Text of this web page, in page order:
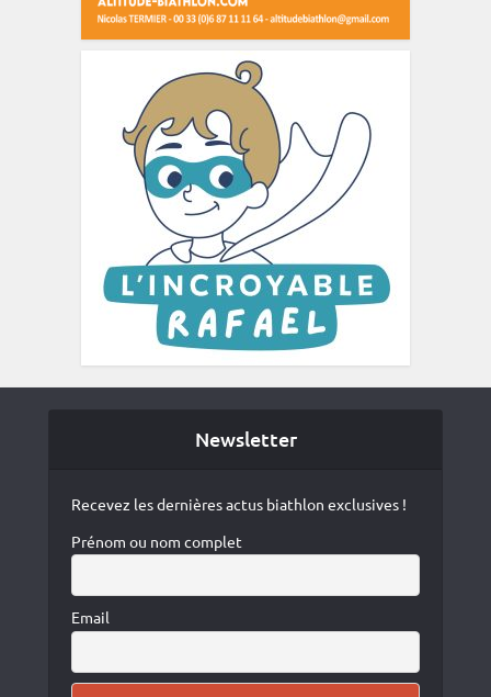
Newsletter
Recevez les dernières actus biathlon exclusives !
Prénom ou nom complet
Email